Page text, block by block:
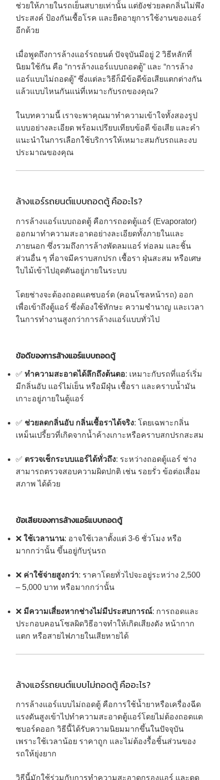
ช่วยให้ภายในรถเย็นสบายเท่านั้น แต่ยังช่วยลดกลิ่นไม่พึง
ประสงค์ ป้องกันเชื้อโรค และยืดอายุการใช้งานของแอร์
อีกด้วย
เมื่อพูดถึงการล้างแอร์รถยนต์ ปัจจุบันมีอยู่ 2 วิธีหลักที่
นิยมใช้กัน คือ “การล้างแอร์แบบถอดตู้” และ “การล้าง
แอร์แบบไม่ถอดตู้” ซึ่งแต่ละวิธีก็มีข้อดีข้อเสียแตกต่างกัน
แล้วแบบไหนกันแน่ที่เหมาะกับรถของคุณ?
ในบทความนี้ เราจะพาคุณมาทำความเข้าใจทั้งสองรูป
แบบอย่างละเอียด พร้อมเปรียบเทียบข้อดี ข้อเสีย และคำ
แนะนำในการเลือกใช้บริการให้เหมาะสมกับรถและงบ
ประมาณของคุณ
ล้างแอร์รถยนต์แบบถอดตู้ คืออะไร?
การล้างแอร์แบบถอดตู้ คือการถอดตู้แอร์ (Evaporator)
ออกมาทำความสะอาดอย่างละเอียดทั้งภายในและ
ภายนอก ซึ่งรวมถึงการล้างพัดลมแอร์ ท่อลม และชิ้น
ส่วนอื่น ๆ ที่อาจมีคราบสกปรก เชื้อรา ฝุ่นสะสม หรือเศษ
ใบไม้เข้าไปอุดตันอยู่ภายในระบบ
โดยช่างจะต้องถอดแดชบอร์ด (คอนโซลหน้ารถ) ออก
เพื่อเข้าถึงตู้แอร์ ซึ่งต้องใช้ทักษะ ความชำนาญ และเวลา
ในการทำงานสูงกว่าการล้างแอร์แบบทั่วไป
ข้อดีของการล้างแอร์แบบถอดตู้
✅ ทำความสะอาดได้ลึกถึงต้นตอ: เหมาะกับรถที่แอร์เริ่ม
มีกลิ่นอับ แอร์ไม่เย็น หรือมีฝุ่น เชื้อรา และคราบน้ำมัน
เกาะอยู่ภายในตู้แอร์
✅ ช่วยลดกลิ่นอับ กลิ่นเชื้อราได้จริง: โดยเฉพาะกลิ่น
เหม็นเปรี้ยวที่เกิดจากน้ำค้างเกาะหรือคราบสกปรกสะสม
✅ ตรวจเช็กระบบแอร์ได้ทั่วถึง: ระหว่างถอดตู้แอร์ ช่าง
สามารถตรวจสอบความผิดปกติ เช่น รอยรั่ว ข้อต่อเสื่อม
สภาพ ได้ด้วย
ข้อเสียของการล้างแอร์แบบถอดตู้
❌ ใช้เวลานาน: อาจใช้เวลาตั้งแต่ 3-6 ชั่วโมง หรือ
มากกว่านั้น ขึ้นอยู่กับรุ่นรถ
❌ ค่าใช้จ่ายสูงกว่า: ราคาโดยทั่วไปจะอยู่ระหว่าง 2,500
– 5,000 บาท หรือมากกว่านั้น
❌ มีความเสี่ยงหากช่างไม่มีประสบการณ์: การถอดและ
ประกอบคอนโซลผิดวิธีอาจทำให้เกิดเสียงดัง หน้ากาก
แตก หรือสายไฟภายในเสียหายได้
ล้างแอร์รถยนต์แบบไม่ถอดตู้ คืออะไร?
การล้างแอร์แบบไม่ถอดตู้ คือการใช้น้ำยาหรือเครื่องฉีด
แรงดันสูงเข้าไปทำความสะอาดตู้แอร์โดยไม่ต้องถอดแด
ชบอร์ดออก วิธีนี้ได้รับความนิยมมากขึ้นในปัจจุบัน
เพราะใช้เวลาน้อย ราคาถูก และไม่ต้องรื้อชิ้นส่วนของ
รถให้ยุ่งยาก
วิธีนี้มักใช้ร่วมกับการทำความสะอาดกรองแอร์ และดูด